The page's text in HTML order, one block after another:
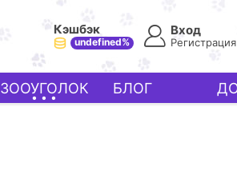
Кэшбэк
undefined%
Вход
Регистрация
ЗООУГОЛОК БЛОГ